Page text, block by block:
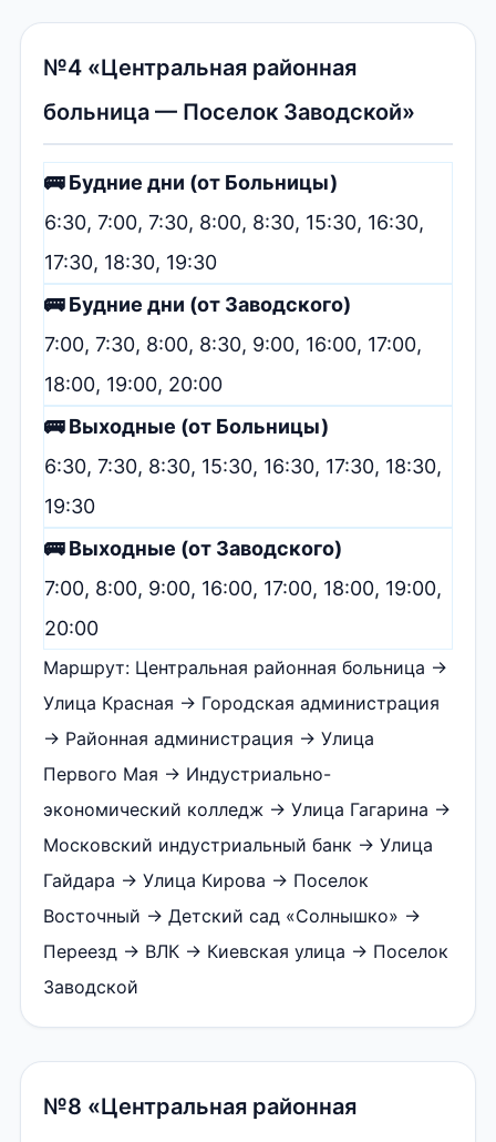
№4 «Центральная районная
больница — Поселок Заводской»
🚌 Будние дни (от Больницы)
6:30, 7:00, 7:30, 8:00, 8:30, 15:30, 16:30,
17:30, 18:30, 19:30
🚌 Будние дни (от Заводского)
7:00, 7:30, 8:00, 8:30, 9:00, 16:00, 17:00,
18:00, 19:00, 20:00
🚌 Выходные (от Больницы)
6:30, 7:30, 8:30, 15:30, 16:30, 17:30, 18:30,
19:30
🚌 Выходные (от Заводского)
7:00, 8:00, 9:00, 16:00, 17:00, 18:00, 19:00,
20:00
Маршрут: Центральная районная больница →
Улица Красная → Городская администрация
→ Районная администрация → Улица
Первого Мая → Индустриально-
экономический колледж → Улица Гагарина →
Московский индустриальный банк → Улица
Гайдара → Улица Кирова → Поселок
Восточный → Детский сад «Солнышко» →
Переезд → ВЛК → Киевская улица → Поселок
Заводской
№8 «Центральная районная